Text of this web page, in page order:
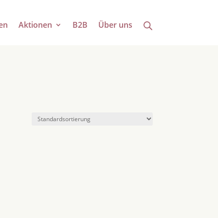
Aktionen B2B Über uns